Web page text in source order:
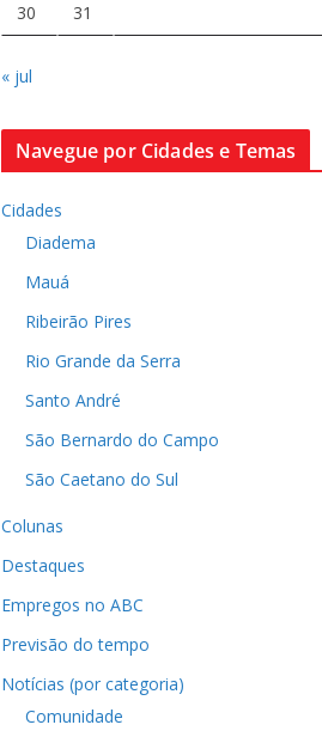
30 31
« jul
Navegue por Cidades e Temas
Cidades
Diadema
Mauá
Ribeirão Pires
Rio Grande da Serra
Santo André
São Bernardo do Campo
São Caetano do Sul
Colunas
Destaques
Empregos no ABC
Previsão do tempo
Notícias (por categoria)
Comunidade